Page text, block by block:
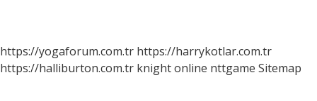
https://yogaforum.com.tr https://harrykotlar.com.tr
https://halliburton.com.tr knight online nttgame Sitemap